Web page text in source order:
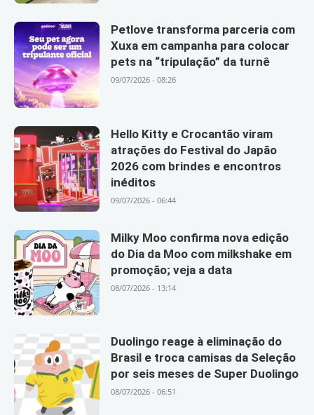
Petlove transforma parceria com
Xuxa em campanha para colocar
pets na “tripulação” da turnê
09/07/2026 - 08:26
Hello Kitty e Crocantão viram
atrações do Festival do Japão
2026 com brindes e encontros
inéditos
09/07/2026 - 06:44
Milky Moo confirma nova edição
do Dia da Moo com milkshake em
promoção; veja a data
08/07/2026 - 13:14
Duolingo reage à eliminação do
Brasil e troca camisas da Seleção
por seis meses de Super Duolingo
08/07/2026 - 06:51